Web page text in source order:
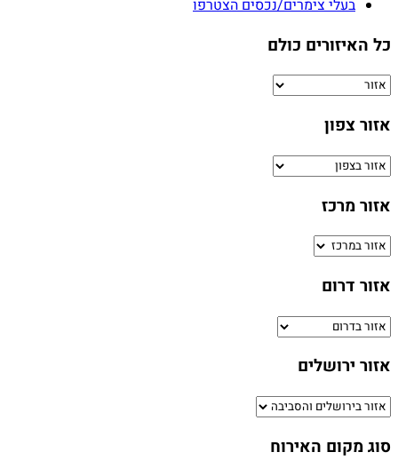
בעלי צימרים/נכסים הצטרפו
כל האיזורים כולם
אזור צפון
אזור מרכז
אזור דרום
אזור ירושלים
סוג מקום האירוח